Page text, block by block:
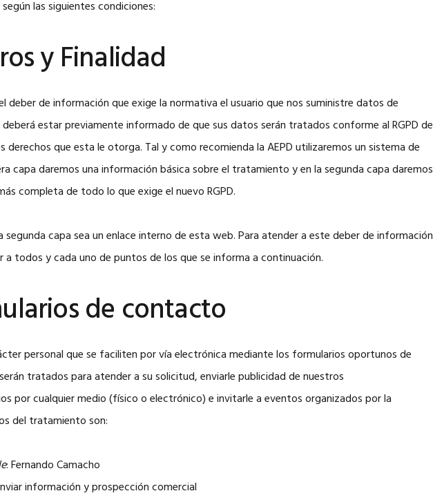
las siguientes condiciones:
y Finalidad
deber de información que exige la normativa el usuario que nos suministre datos de
estar previamente informado de que sus datos serán tratados conforme al RGPD de
derechos que esta le otorga. Tal y como recomienda la AEPD utilizaremos un sistema de
capa daremos una información básica sobre el tratamiento y en la segunda capa daremos
completa de todo lo que exige el nuevo RGPD.
segunda capa sea un enlace interno de esta web. Para atender a este deber de información
a todos y cada uno de puntos de los que se informa a continuación.
de contacto
personal que se faciliten por vía electrónica mediante los formularios oportunos de
tratados para atender a su solicitud, enviarle publicidad de nuestros
por cualquier medio (físico o electrónico) e invitarle a eventos organizados por la
del tratamiento son:
: Fernando Camacho
información y prospección comercial